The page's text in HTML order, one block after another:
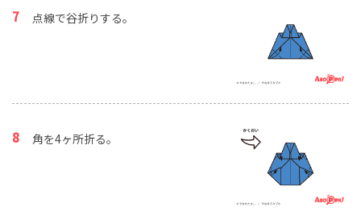
点線で谷折りする。
角を4ヶ所折る。